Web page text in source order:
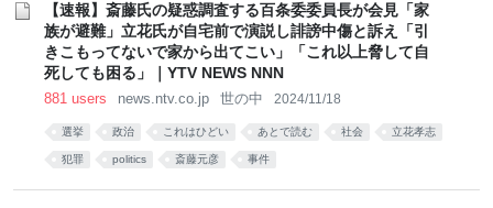
【速報】斎藤氏の疑惑調査する百条委委員長が会見「家
族が避難」立花氏が自宅前で演説し誹謗中傷と訴え「引
きこもってないで家から出てこい」「これ以上脅して自
死しても困る」｜YTV NEWS NNN
881 users news.ntv.co.jp 世の中 2024/11/18
選挙 政治 これはひどい あとで読む 社会 立花孝志
犯罪 politics 斎藤元彦 事件